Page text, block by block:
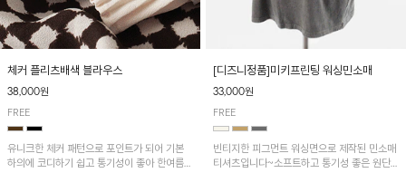
체커 플리츠배색 블라우스
38,000원
FREE
유니크한 체커 패턴으로 포인트가 되어 기본
하의에 코디하기 쉽고 통기성이 좋아 한여름에
[디즈니정품]미키프린팅 워싱민소매
33,000원
FREE
빈티지한 피그먼트 워싱면으로 제작된 민소매
티셔츠입니다~소프트하고 통기성 좋은 원단